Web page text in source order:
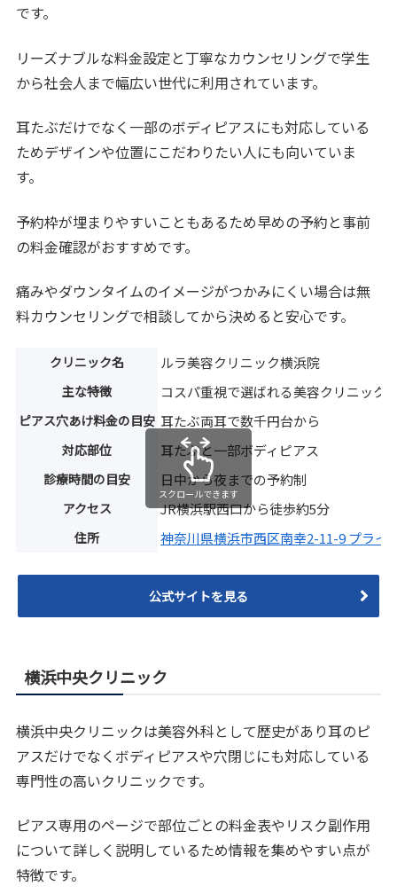
です。
リーズナブルな料金設定と丁寧なカウンセリングで学生
から社会人まで幅広い世代に利用されています。
耳たぶだけでなく一部のボディピアスにも対応している
ためデザインや位置にこだわりたい人にも向いていま
す。
予約枠が埋まりやすいこともあるため早めの予約と事前
の料金確認がおすすめです。
痛みやダウンタイムのイメージがつかみにくい場合は無
料カウンセリングで相談してから決めると安心です。
クリニック名 ルラ美容クリニック横浜院
主な特徴 コスパ重視で選ばれる美容クリニック
ピアス穴あけ料金の目安 耳たぶ両耳で数千円台から
対応部位 耳たぶと一部ボディピアス
診療時間の目安 日中から夜までの予約制
アクセス JR横浜駅西口から徒歩約5分
住所 神奈川県横浜市西区南幸2-11-9 プライ
スクロールできます
公式サイトを見る
横浜中央クリニック
横浜中央クリニックは美容外科として歴史があり耳のピ
アスだけでなくボディピアスや穴閉じにも対応している
専門性の高いクリニックです。
ピアス専用のページで部位ごとの料金表やリスク副作用
について詳しく説明しているため情報を集めやすい点が
特徴です。